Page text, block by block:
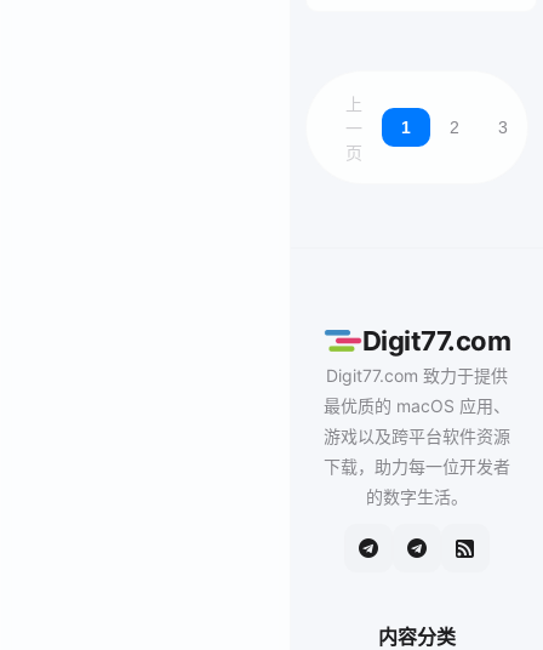
上
一
页
1 2 3
Digit77.com
Digit77.com 致力于提供
最优质的 macOS 应用、
游戏以及跨平台软件资源
下载，助力每一位开发者
的数字生活。
内容分类